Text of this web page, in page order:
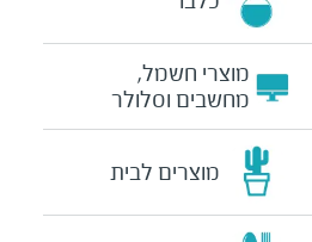
מוצרי חשמל,
מחשבים וסלולר
מוצרים לבית